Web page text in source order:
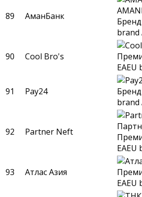
89 АманБанк
90 Cool Bro's
91 Pay24
92 Partner Neft
93 Атлас Азия